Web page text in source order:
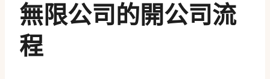
無限公司的開公司流
程